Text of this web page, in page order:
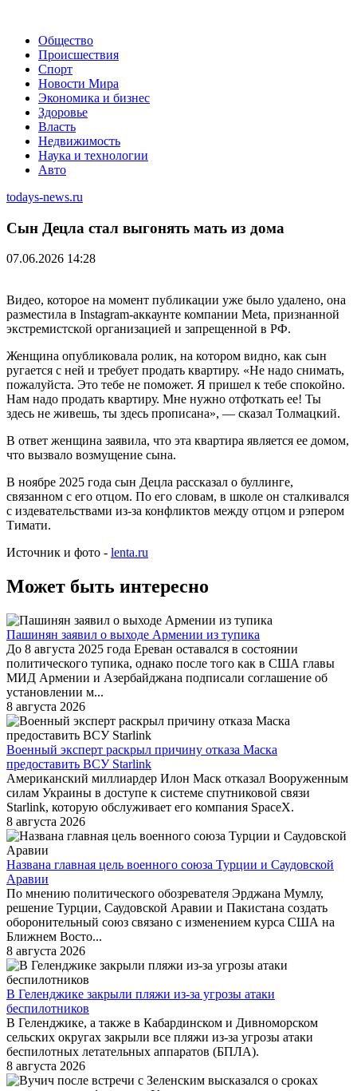
Общество
Происшествия
Спорт
Новости Мира
Экономика и бизнес
Здоровье
Власть
Недвижимость
Наука и технологии
Авто
todays-news.ru
Сын Децла стал выгонять мать из дома
07.06.2026 14:28
Видео, которое на момент публикации уже было удалено, она
разместила в Instagram-аккаунте компании Meta, признанной
экстремистской организацией и запрещенной в РФ.
Женщина опубликовала ролик, на котором видно, как сын
ругается с ней и требует продать квартиру. «Не надо снимать,
пожалуйста. Это тебе не поможет. Я пришел к тебе спокойно.
Нам надо продать квартиру. Мне нужно отфоткать ее! Ты
здесь не живешь, ты здесь прописана», — сказал Толмацкий.
В ответ женщина заявила, что эта квартира является ее домом,
что вызвало возмущение сына.
В ноябре 2025 года сын Децла рассказал о буллинге,
связанном с его отцом. По его словам, в школе он сталкивался
с издевательствами из-за конфликтов между отцом и рэпером
Тимати.
Источник и фото - lenta.ru
Может быть интересно
Пашинян заявил о выходе Армении из тупика
До 8 августа 2025 года Ереван оставался в состоянии
политического тупика, однако после того как в США главы
МИД Армении и Азербайджана подписали соглашение об
установлении м...
8 августа 2026
Военный эксперт раскрыл причину отказа Маска
предоставить ВСУ Starlink
Американский миллиардер Илон Маск отказал Вооруженным
силам Украины в доступе к системе спутниковой связи
Starlink, которую обслуживает его компания SpaceX.
8 августа 2026
Названа главная цель военного союза Турции и Саудовской
Аравии
По мнению политического обозревателя Эрджана Мумлу,
решение Турции, Саудовской Аравии и Пакистана создать
оборонительный союз связано с изменением курса США на
Ближнем Восто...
8 августа 2026
В Геленджике закрыли пляжи из-за угрозы атаки
беспилотников
В Геленджике, а также в Кабардинском и Дивноморском
сельских округах закрыли все пляжи из-за угрозы атаки
беспилотных летательных аппаратов (БПЛА).
8 августа 2026